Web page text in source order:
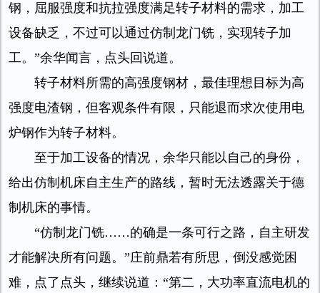
钢，屈服强度和抗拉强度满足转子材料的需求，加工
设备缺乏，不过可以通过仿制龙门铣，实现转子加
工。”余华闻言，点头回说道。
转子材料所需的高强度钢材，最佳理想目标为高
强度电渣钢，但客观条件有限，只能退而求次使用电
炉钢作为转子材料。
至于加工设备的情况，余华只能以自己的身份，
给出仿制机床自主生产的路线，暂时无法透露关于德
制机床的事情。
“仿制龙门铣……的确是一条可行之路，自主研发
才能解决所有问题。”庄前鼎若有所思，倒没感觉困
难，点了点头，继续说道：“第二，大功率直流电机的